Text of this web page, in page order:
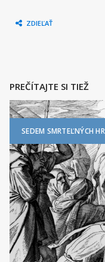
ZDIEĽAŤ
PREČÍTAJTE SI TIEŽ
SEDEM SMRTEĽNÝCH